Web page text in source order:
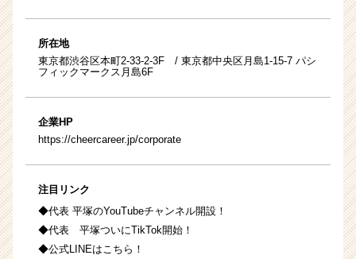
所在地
東京都渋谷区本町2-33-2-3F / 東京都中央区月島1-15-7 パシ
フィックマークス月島6F
企業HP
https://cheercareer.jp/corporate
注目リンク
◆代表 平塚のYouTubeチャンネル開設！
◆代表 平塚ついにTikTok開始！
◆公式LINEはこちら！